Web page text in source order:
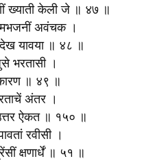
ख्याती केली जे ॥ ४७ ॥
अवंचक ।
यावया ॥ ४८ ॥
भरतासी ।
॥ ४९ ॥
अंतर ।
ऐकत ॥ १५० ॥
रवीसी ।
क्षणार्धें ॥ ५१ ॥